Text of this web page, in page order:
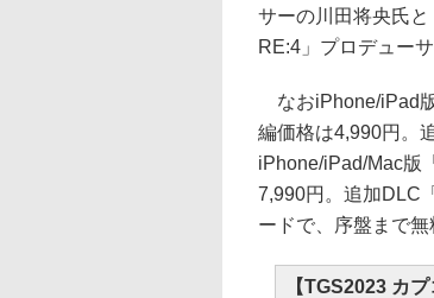
サーの川田将央氏
RE:4」プロデュー
なおiPhone/iPad
編価格は4,990円。
iPhone/iPad/Mac版
7,990円。追加DLC
ードで、序盤まで無
【TGS2023 カ